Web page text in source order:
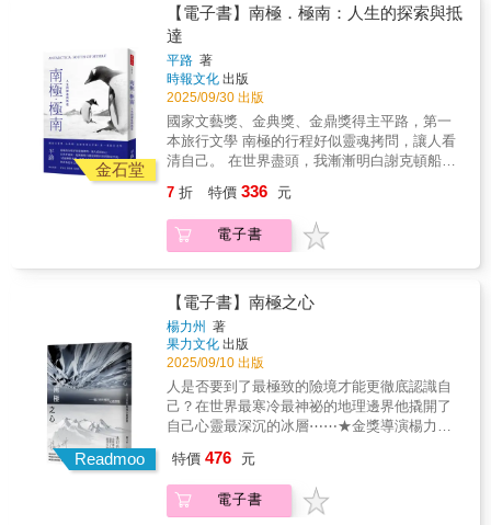
眸、企鵝注視下她如何撿拾自己的記憶碎片
&hellip;&hellip; 本書是平路的旅程軌跡，也是
她回溯過去的印記，南極冰山如鏡，水中倒影
是她的懺情與體悟。 ★極其動人的南極動物生
態觀察 從福克蘭群島、南喬治亞島、南極半
島，到象島與欺騙島，平路近距離描寫不同企
鵝的習性與情感世界，也不忘凝視人類對自然
的影響與掠奪。她筆下的企鵝，不僅是生物觀
南極旅行也同步看到南極探險家的精彩故事 第
旅途中除了巧克力與肉餅，還帶著三千本書；
很會鼓舞士氣的謝克頓，在船體於浮冰上出現
裂痕時，帶領「堅忍號」全體船員脫險而聞名
於世；還有為南極而喪命的史考特，首次征戰
帶領隊伍創下南緯八十二度的新紀錄，可惜在
第二次探險到達南極點時罹難，差一點就「發
現」了南極！ 許多時候，讀探險家事蹟，像是
獲得替代式的滿足，包括當年以失敗收場的事
蹟，讓我自覺僥倖，正好像在家中聽聞遠方的
災難，重重吁出口氣，心裡是荷馬的句子：
「正因為我們在劫難逃，萬物才顯得更加美
好。」 極度推薦 詹宏志、詹偉雄、馬翊航、李
欣倫、楊力州、謝哲青、工頭堅、郝譽翔、陳
思宏
餅……台灣街頭的庶民滋味早已悄然融入馬來
西亞的城市日常。本書集結了二十四位書寫者
的文字，以「台灣美食在馬來西亞」為題，探
索味覺背後承載的文化遷移與情感流動，同時
試圖回應某種微妙的鄉愁--那不單屬於台灣，也
不僅指涉馬來西亞，而是一種由味道所牽引的
複合認同。既是飲食記事，也是文化書寫。從
念想到曾經，從回味不已到互相參照，「美
食，或許是最溫柔也最直接的文化記憶載
體」，編者楊迎楹在〈前言〉寫著，「它不疾
金石堂
【電子書】南極．極南：人生的探索與抵
達
平路 著
時報文化 出版
2025/09/30 出版
國家文藝獎、金典獎、金鼎獎得主平路，第一
本旅行文學 南極的行程好似靈魂拷問，讓人看
清自己。 在世界盡頭，我漸漸明白謝克頓船長
的啟示，終於抵達自己裸露的靈魂。」 往昔時
光，在鏡中清楚又模糊， 「南極」反過來成了
「極南」。 一幀幀攝影負片，照出我的顛倒夢
它。」 ★這是一趟穿越記憶與時間、夢想與失
落的深度航行 在世界的盡頭，平路以筆為舵，
踏上生命航程。這一次，平路寫出第一本以旅
行為主題的作品。《南極‧極南》不只是旅遊指
南，也不只是地理紀略，而是一趟穿越記憶與
時間、夢想與失落的深度航行。 航行於南極冰
洋之間，時間彷彿停滯，每一座冰山都折射出
她生命中走過的片段：那些迷惘與困頓，挫敗
與漂泊，在這片沉靜的無人之境，逐漸浮現出
球的軸心，抵達的是白雪皚皚的極地，更是她
致力尋索的心靈彼岸。 ★南極旅行也是自我人
7 折 特價 336 元
電子書
Readmoo
【電子書】南極之心
楊力州 著
果力文化 出版
2025/09/10 出版
人是否要到了最極致的險境才能更徹底認識自
己？在世界最寒冷最神祕的地理邊界他撬開了
自己心靈最深沉的冰層⋯⋯★金獎導演楊力
是地理的、科學的極地探測，也是冰山下未知
的心路歷險★敘事富含鏡頭語言，交織南極
史、探險家手稿、宇宙科學之謎★南極點、羅
特價 476 元
電子書